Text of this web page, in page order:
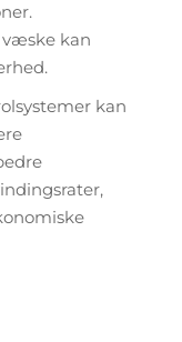
væske kan
kan